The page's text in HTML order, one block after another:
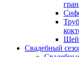
Свадебный